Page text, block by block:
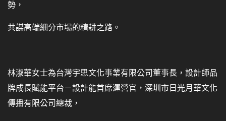
勢，
共謀高端細分市場的精耕之路。
林淑華女士為台灣宇思文化事業有限公司董事長，設計師品
牌成長賦能平台－設計能首席運營官，深圳市日光月華文化
傳播有限公司總裁，